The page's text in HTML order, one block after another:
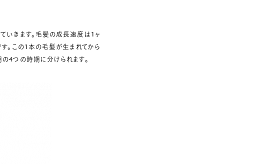
いきます。毛髪の成長速度は1ヶ
。この1本の毛髪が生まれてから
の4つの時期に分けられます。